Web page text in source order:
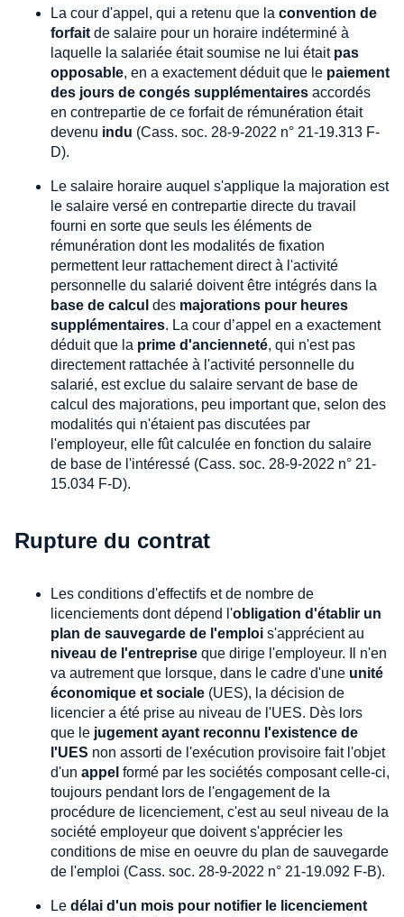
La cour d'appel, qui a retenu que la convention de
forfait de salaire pour un horaire indéterminé à
laquelle la salariée était soumise ne lui était pas
opposable, en a exactement déduit que le paiement
des jours de congés supplémentaires accordés
en contrepartie de ce forfait de rémunération était
devenu indu (Cass. soc. 28-9-2022 n° 21-19.313 F-
D).
Le salaire horaire auquel s'applique la majoration est
le salaire versé en contrepartie directe du travail
fourni en sorte que seuls les éléments de
rémunération dont les modalités de fixation
permettent leur rattachement direct à l'activité
personnelle du salarié doivent être intégrés dans la
base de calcul des majorations pour heures
supplémentaires. La cour d’appel en a exactement
déduit que la prime d'ancienneté, qui n'est pas
directement rattachée à l'activité personnelle du
salarié, est exclue du salaire servant de base de
calcul des majorations, peu important que, selon des
modalités qui n'étaient pas discutées par
l'employeur, elle fût calculée en fonction du salaire
de base de l'intéressé (Cass. soc. 28-9-2022 n° 21-
15.034 F-D).
Rupture du contrat
Les conditions d'effectifs et de nombre de
licenciements dont dépend l'obligation d'établir un
plan de sauvegarde de l'emploi s'apprécient au
niveau de l'entreprise que dirige l'employeur. Il n'en
va autrement que lorsque, dans le cadre d'une unité
économique et sociale (UES), la décision de
licencier a été prise au niveau de l'UES. Dès lors
que le jugement ayant reconnu l'existence de
l'UES non assorti de l'exécution provisoire fait l'objet
d'un appel formé par les sociétés composant celle-ci,
toujours pendant lors de l'engagement de la
procédure de licenciement, c'est au seul niveau de la
société employeur que doivent s'apprécier les
conditions de mise en oeuvre du plan de sauvegarde
de l'emploi (Cass. soc. 28-9-2022 n° 21-19.092 F-B).
Le délai d'un mois pour notifier le licenciement